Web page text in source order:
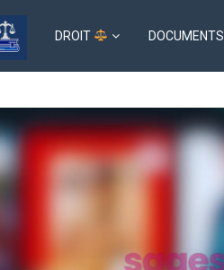
DROIT DOCUMENTS